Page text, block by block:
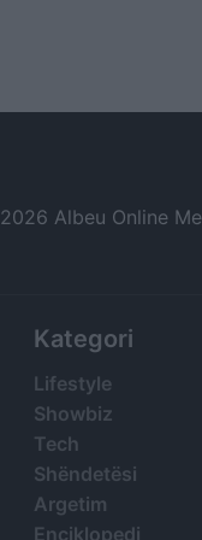
2026 Albeu Online
Kategori
Lifestyle
Showbiz
Tech
Shëndetësi
Argetim
Enciklopedi